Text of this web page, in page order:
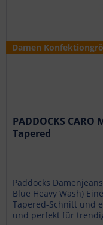
Damen
PADDOCKS
Tapered
Paddocks
Blue Heavy Wash)
Tapered-Schnitt und
und perfekt für